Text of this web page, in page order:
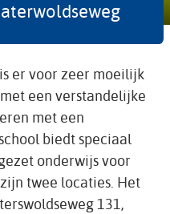
er voor zeer moeilijk
een verstandelijke
met een
biedt speciaal
onderwijs voor
twee locaties. Het
131,